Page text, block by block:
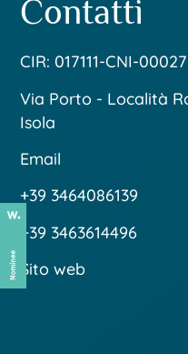
Contatti
CIR: 017111-CNI-00027
Via Porto - Località
Isola
Email
+39 3464086139
+39 3463614496
Sito web